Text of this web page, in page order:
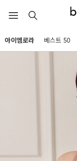
아이엠로라 베스트 50